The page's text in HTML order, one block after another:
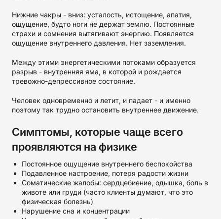
Нижние чакры - вниз: усталость, истощение, апатия,
ощущение, будто ноги не держат землю. Постоянные
страхи и сомнения вытягивают энергию. Появляется
ощущение внутреннего давления. Нет заземления.
Между этими энергетическими потоками образуется
разрыв - внутренняя яма, в которой и рождается
тревожно-депрессивное состояние.
Человек одновременно и летит, и падает - и именно
поэтому так трудно остановить внутреннее движение.
Симптомы, которые чаще всего
проявляются на физике
Постоянное ощущение внутреннего беспокойства
Подавленное настроение, потеря радости жизни
Соматические жалобы: сердцебиение, одышка, боль в
животе или груди (часто клиенты думают, что это
физическая болезнь)
Нарушение сна и концентрации